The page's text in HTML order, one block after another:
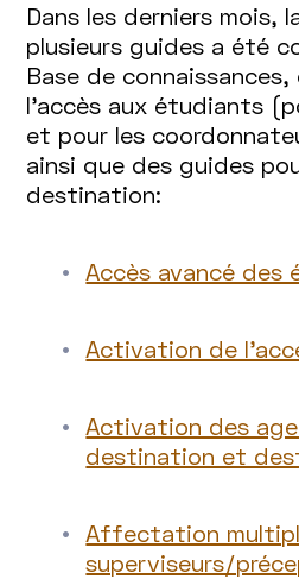
Dans les derniers mois,
plusieurs guides a été
Base de
l’accès aux étudiants
et pour les
ainsi que des guides
destination:
Accès avancé des
Activation de
Activation des
destination et
Affectation
superviseurs/